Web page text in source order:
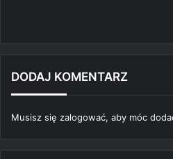
DODAJ KOMENTARZ
Musisz się zalogować, aby móc